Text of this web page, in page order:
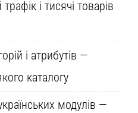
і тисячі товарів
і атрибутів —
каталогу
модулів —